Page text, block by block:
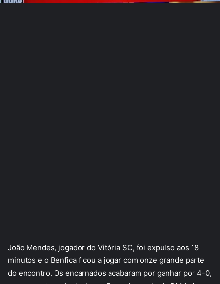
João Mendes, jogador do Vitória SC, foi expulso aos 18
minutos e o Benfica ficou a jogar com onze grande parte
do encontro. Os encarnados acabaram por ganhar por 4-0,